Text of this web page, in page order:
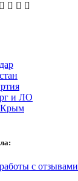
и ЛО
Крым
с отзывами